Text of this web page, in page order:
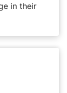
in their